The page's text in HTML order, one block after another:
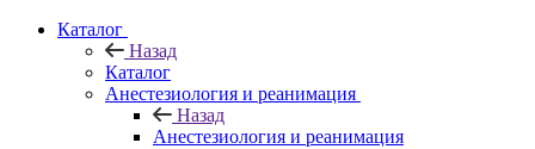
Каталог
Назад
Каталог
Анестезиология и реанимация
Назад
Анестезиология и реанимация